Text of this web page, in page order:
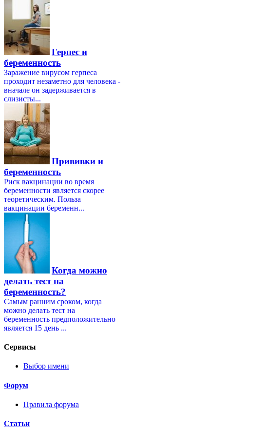
Герпес и
беременность
Заражение вирусом герпеса
проходит незаметно для человека -
вначале он задерживается в
слизисты...
Прививки и
беременность
Риск вакцинации во время
беременности является скорее
теоретическим. Польза
вакцинации беременн...
Когда можно
делать тест на
беременность?
Самым ранним сроком, когда
можно делать тест на
беременность предположительно
является 15 день ...
Сервисы
Выбор имени
Форум
Правила форума
Статьи